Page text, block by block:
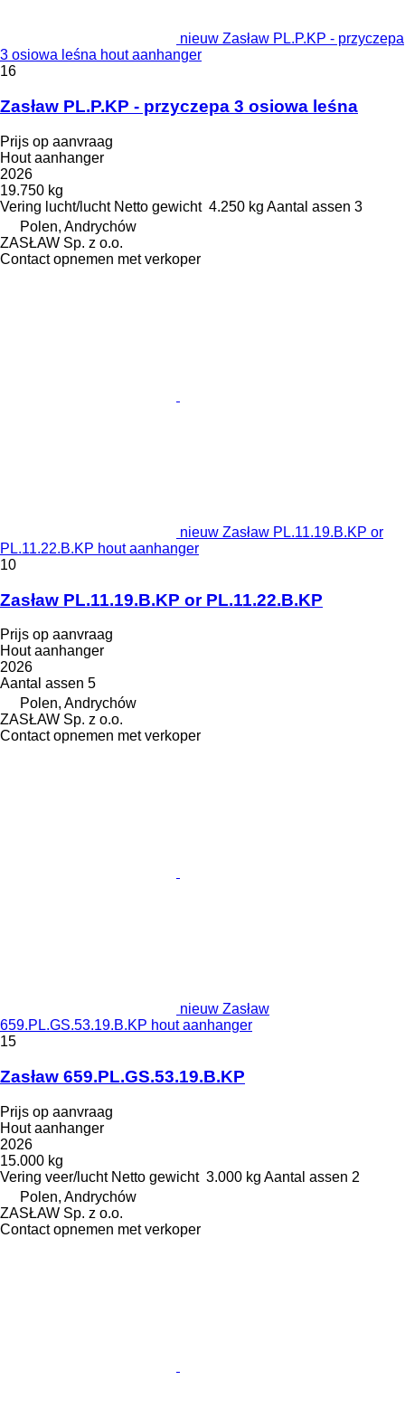
nieuw Zasław PL.P.KP - przyczepa
3 osiowa leśna hout aanhanger
16
Zasław PL.P.KP - przyczepa 3 osiowa leśna
Prijs op aanvraag
Hout aanhanger
2026
19.750 kg
Vering lucht/lucht Netto gewicht 4.250 kg Aantal assen 3
Polen, Andrychów
ZASŁAW Sp. z o.o.
Contact opnemen met verkoper
nieuw Zasław PL.11.19.B.KP or
PL.11.22.B.KP hout aanhanger
10
Zasław PL.11.19.B.KP or PL.11.22.B.KP
Prijs op aanvraag
Hout aanhanger
2026
Aantal assen 5
Polen, Andrychów
ZASŁAW Sp. z o.o.
Contact opnemen met verkoper
nieuw Zasław
659.PL.GS.53.19.B.KP hout aanhanger
15
Zasław 659.PL.GS.53.19.B.KP
Prijs op aanvraag
Hout aanhanger
2026
15.000 kg
Vering veer/lucht Netto gewicht 3.000 kg Aantal assen 2
Polen, Andrychów
ZASŁAW Sp. z o.o.
Contact opnemen met verkoper